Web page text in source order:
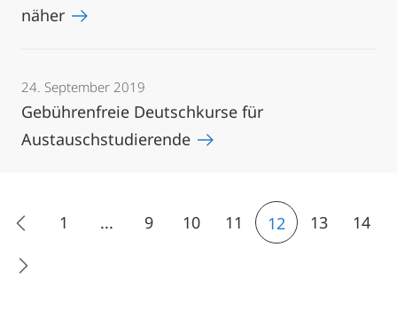
näher
24. September 2019
Gebührenfreie Deutschkurse für
Austauschstudierende
1 ... 9 10 11 12 13 14